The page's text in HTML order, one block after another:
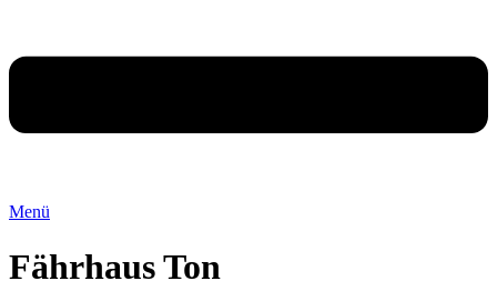
Menü
Fährhaus Ton